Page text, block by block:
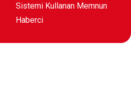
Sistemi Kullanan Memnun
Haberci